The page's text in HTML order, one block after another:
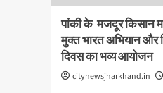
पांकी के ​ मजदूर किसान
मुक्त भारत अभियान और
दिवस का भव्य आयोजन
citynewsjharkhand.in